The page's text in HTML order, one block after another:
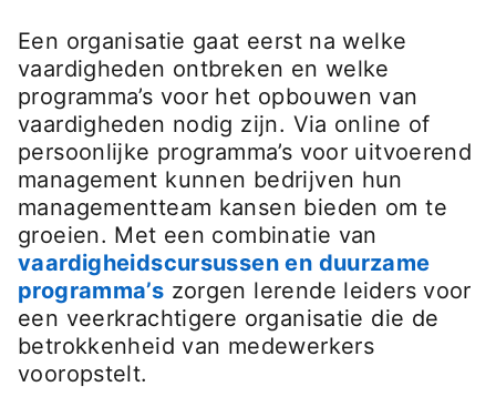
Een organisatie gaat eerst na welke
vaardigheden ontbreken en welke
programma’s voor het opbouwen van
vaardigheden nodig zijn. Via online of
persoonlijke programma’s voor uitvoerend
management kunnen bedrijven hun
managementteam kansen bieden om te
groeien. Met een combinatie van
vaardigheidscursussen en duurzame
programma’s opens in a new tab
zorgen lerende leiders voor
een veerkrachtigere organisatie die de
betrokkenheid van medewerkers
vooropstelt.